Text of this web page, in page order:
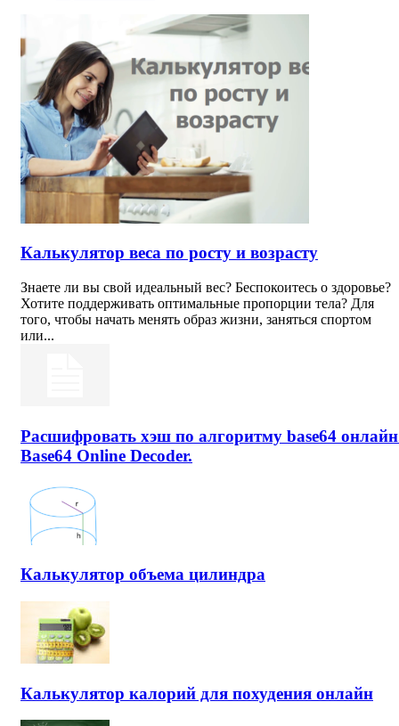
Калькулятор веса по росту и возрасту
Знаете ли вы свой идеальный вес? Беспокоитесь о здоровье?
Хотите поддерживать оптимальные пропорции тела? Для
того, чтобы начать менять образ жизни, заняться спортом
или...
Расшифровать хэш по алгоритму base64
Base64 Online Decoder.
Калькулятор объема цилиндра
Калькулятор калорий для похудения онлайн